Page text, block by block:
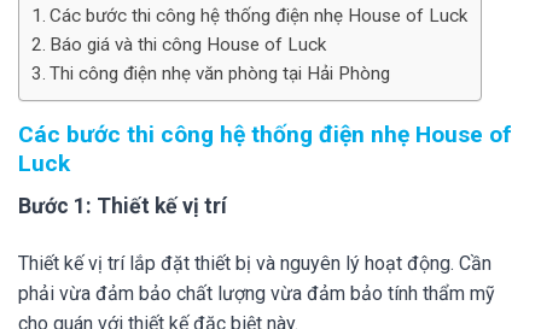
Các bước thi công hệ thống điện nhẹ House of Luck
Báo giá và thi công House of Luck
Thi công điện nhẹ văn phòng tại Hải Phòng
Các bước thi công hệ thống điện nhẹ House of
Luck
Bước 1: Thiết kế vị trí
Thiết kế vị trí lắp đặt thiết bị và nguyên lý hoạt động. Cần
phải vừa đảm bảo chất lượng vừa đảm bảo tính thẩm mỹ
cho quán với thiết kế đặc biệt này.